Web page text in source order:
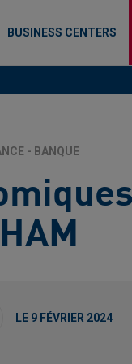
BUSINESS CENTERS
- BANQUE
LE 9 FÉVRIER 2024